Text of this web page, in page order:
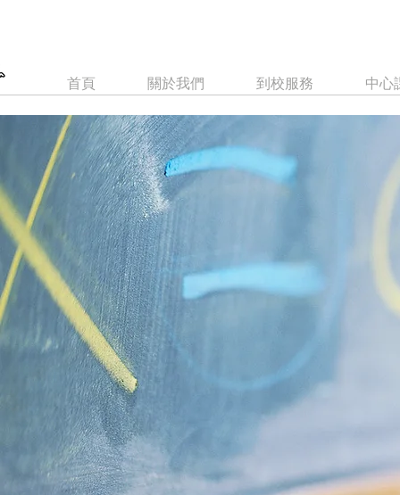
首頁 關於我們 到校服務 中心